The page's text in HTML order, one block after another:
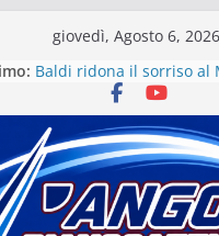
giovedì, Agosto 6, 2026
Baldi ridona il sorriso al
La stagione del Matera
tra i fuochi d’artificio
Il Matera 1933 al lavoro
grande futuro. Video
presidente Michele
Il Bue rinasce. E Matera
Matera – Palmese